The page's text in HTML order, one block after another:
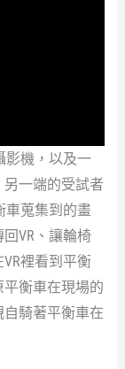
影機，以及一
一端的受試者
車蒐集到的畫
VR、讓輪椅
裡看到平衡
衡車在現場的
騎著平衡車在